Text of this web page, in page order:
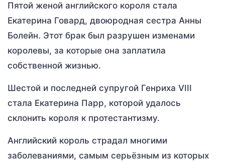
Пятой женой английского короля стала
Екатерина Говард, двоюродная сестра Анны
Болейн. Этот брак был разрушен изменами
королевы, за которые она заплатила
собственной жизнью.
Шестой и последней супругой Генриха VIII
стала Екатерина Парр, которой удалось
склонить короля к протестантизму.
Английский король страдал многими
заболеваниями, самым серьёзным из которых